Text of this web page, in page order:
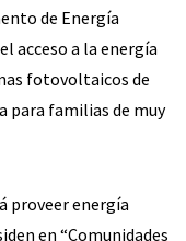
de Energía
acceso a la energía
fotovoltaicos de
para familias de muy
proveer energía
en “Comunidades